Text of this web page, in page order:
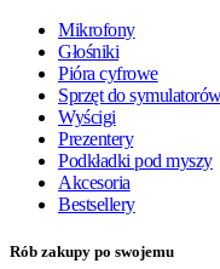
Mikrofony
Głośniki
Pióra cyfrowe
Sprzęt do
Wyścigi
Prezentery
Podkładki pod myszy
Akcesoria
Bestsellery
Rób zakupy po swojemu